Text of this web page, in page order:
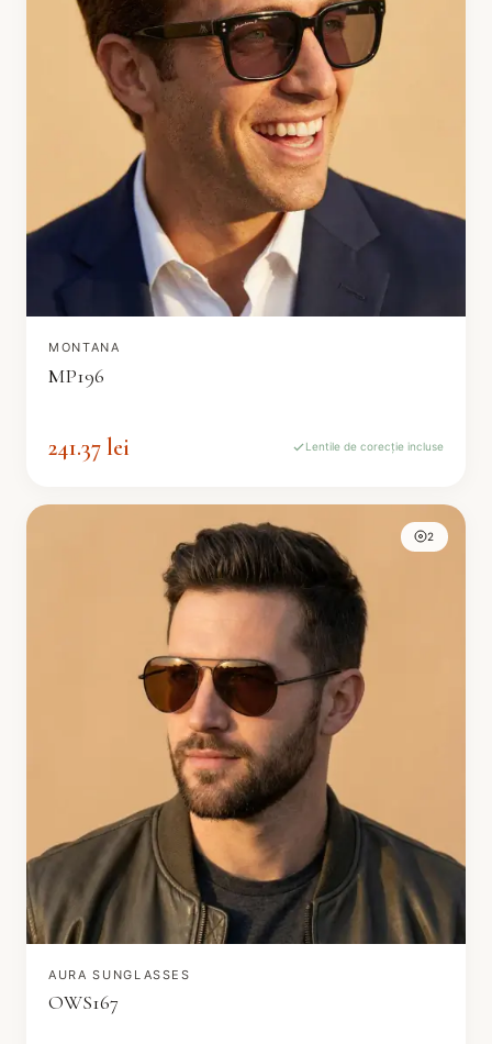
MONTANA
MP196
241.37 lei Lentile de corecție incluse
2
AURA SUNGLASSES
OWS167